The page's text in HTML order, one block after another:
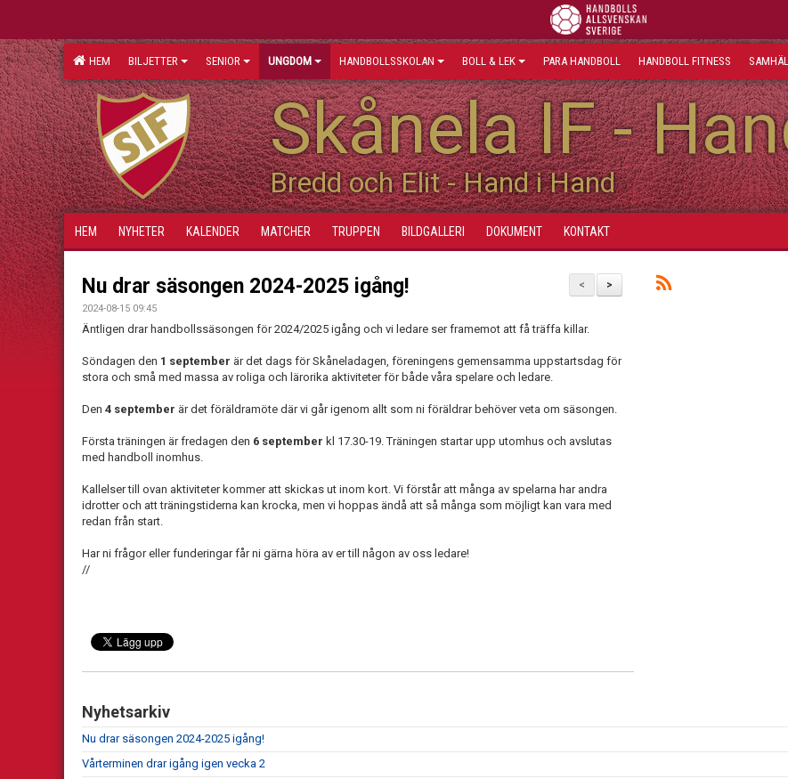
HEM BILJETTER SENIOR UNGDOM HANDBOLLSSKOLAN BOLL & LEK PARA HANDBOLL HANDBOLL FITNESS
Skånela IF -
Bredd och Elit - Hand i Hand
HEM NYHETER KALENDER MATCHER TRUPPEN BILDGALLERI DOKUMENT KONTAKT
>
<
Nu drar säsongen 2024-2025 igång!
2024-08-15 09:45
Äntligen drar handbollssäsongen för 2024/2025 igång och vi ledare ser framemot att få träffa killar.
Söndagen den 1 september är det dags för Skåneladagen, föreningens gemensamma uppstartsdag för
stora och små med massa av roliga och lärorika aktiviteter för både våra spelare och ledare.
Den 4 september är det föräldramöte där vi går igenom allt som ni föräldrar behöver veta om säsongen.
Första träningen är fredagen den 6 september kl 17.30-19. Träningen startar upp utomhus och avslutas
med handboll inomhus.
Kallelser till ovan aktiviteter kommer att skickas ut inom kort. Vi förstår att många av spelarna har andra
idrotter och att träningstiderna kan krocka, men vi hoppas ändå att så många som möjligt kan vara med
redan från start.
Har ni frågor eller funderingar får ni gärna höra av er till någon av oss ledare!
//
Nyhetsarkiv
Nu drar säsongen 2024-2025 igång!
Vårterminen drar igång igen vecka 2